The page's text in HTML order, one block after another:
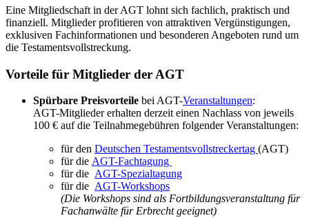
Eine Mitgliedschaft in der AGT lohnt sich fachlich, praktisch und
finanziell. Mitglieder profitieren von attraktiven Vergünstigungen,
exklusiven Fachinformationen und besonderen Angeboten rund um
die Testamentsvollstreckung.
Vorteile für Mitglieder der AGT
Spürbare Preisvorteile bei AGT-Veranstaltungen:
AGT-Mitglieder erhalten derzeit einen Nachlass von jeweils
100 € auf die Teilnahmegebühren folgender Veranstaltungen:
für den Deutschen Testamentsvollstreckertag (AGT)
für die AGT-Fachtagung
für die AGT-Spezialtagung
für die AGT-Workshops
(Die Workshops sind als Fortbildungsveranstaltung für
Fachanwälte für Erbrecht geeignet)